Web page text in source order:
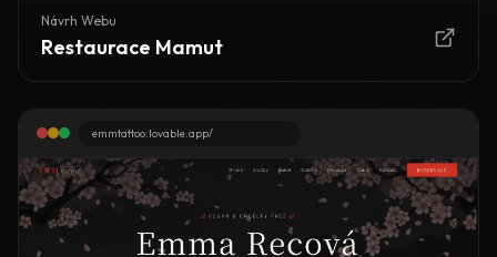
Návrh Webu
Restaurace Mamut
emmtattoo.lovable.app/